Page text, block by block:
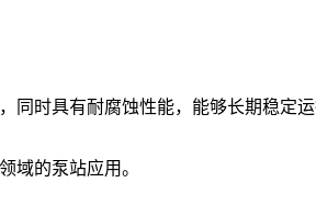
同时具有耐腐蚀性能，能够长期稳定
域的泵站应用。